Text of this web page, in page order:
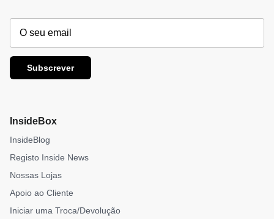
Subscrever
InsideBox
InsideBlog
Registo Inside News
Nossas Lojas
Apoio ao Cliente
Iniciar uma Troca/Devolução